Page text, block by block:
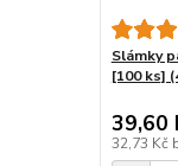
Slámky
[100 ks]
39,60
32,73 Kč